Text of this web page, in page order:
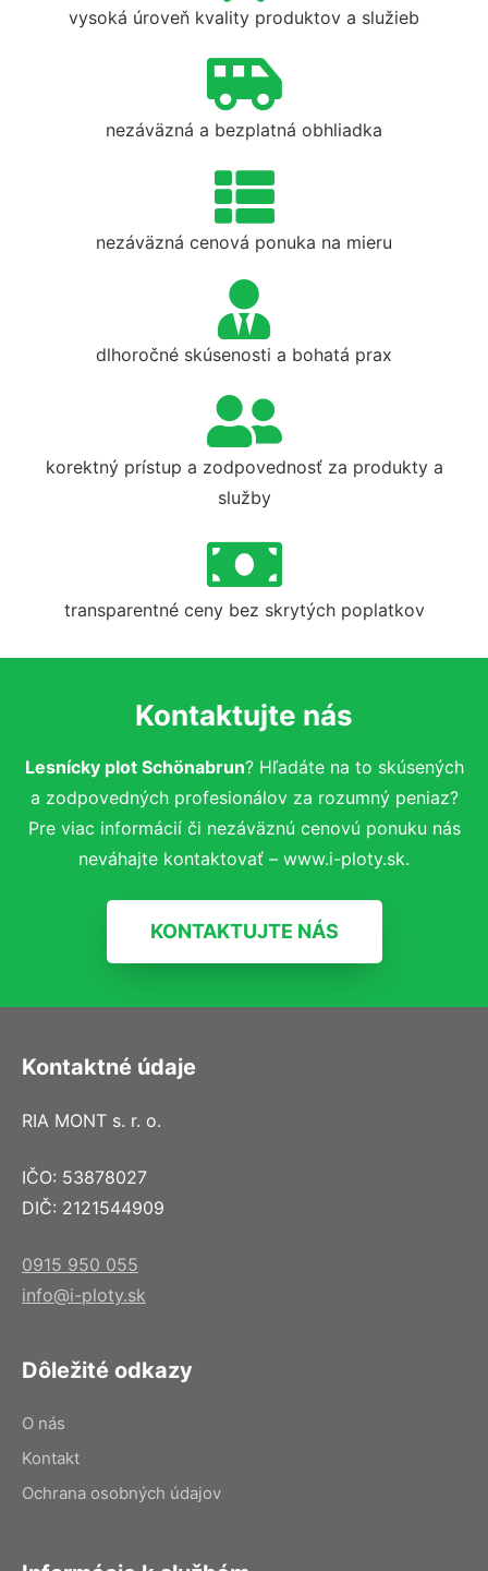
vysoká úroveň kvality produktov a služieb
nezáväzná a bezplatná obhliadka
nezáväzná cenová ponuka na mieru
dlhoročné skúsenosti a bohatá prax
korektný prístup a zodpovednosť za produkty a
služby
transparentné ceny bez skrytých poplatkov
Kontaktujte nás
Lesnícky plot Schönabrun? Hľadáte na to skúsených
a zodpovedných profesionálov za rozumný peniaz?
Pre viac informácií či nezáväznú cenovú ponuku nás
neváhajte kontaktovať – www.i-ploty.sk.
KONTAKTUJTE NÁS
Kontaktné údaje
RIA MONT s. r. o.
IČO: 53878027
DIČ: 2121544909
0915 950 055
info@i-ploty.sk
Dôležité odkazy
O nás
Kontakt
Ochrana osobných údajov